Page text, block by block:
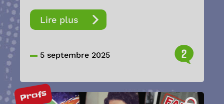
Lire plus
5 septembre 2025 2
Profs